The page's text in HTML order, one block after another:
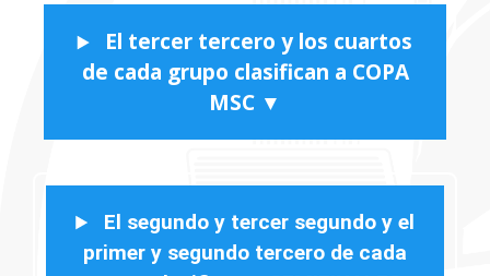
El tercer tercero y los cuartos
de cada grupo clasifican a COPA
MSC ▼
El segundo y tercer segundo y el
primer y segundo tercero de cada